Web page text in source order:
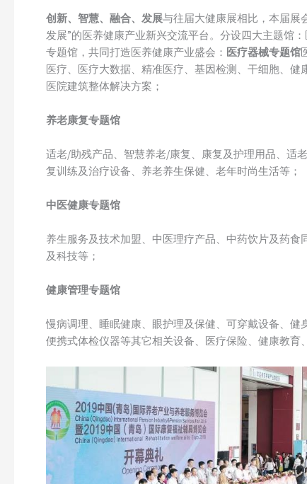
创新、智慧、融合、发展与往届大健康展相比，本届展
发展”的医养健康产业新兴交流平台。分设四大主题馆
专题馆，共同打造医养健康产业盛会： 医疗器械专题馆
医疗、医疗大数据、精准医疗、基因检测、干细胞、
医院建筑整体解决方案；
养老康复专题馆
适老/助残产品、智慧养老/康复、康复及护理用品、适
复训练及治疗设备、养老养生保健、老年时尚生活等；
中医健康专题馆
养生服务及技术加盟、中医理疗产品、中药饮片及药
及科技等；
健康管理专题馆
慢病调理、睡眠健康、眼护理及保健、可穿戴设备、健
便携式体检仪器等其它相关设备、医疗保险、健康教育